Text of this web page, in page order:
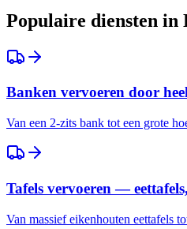
Populaire diensten in
Banken vervoeren door
Van een 2-zits bank tot een grote
Tafels vervoeren —
Van massief eikenhouten eettafels